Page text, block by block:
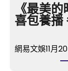
《最美
喜包養播
網易文娛11月